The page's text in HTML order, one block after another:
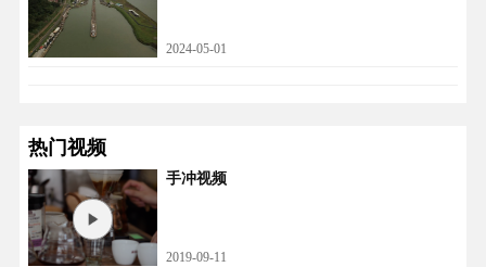
2024-05-01
热门视频
手冲视频
2019-09-11